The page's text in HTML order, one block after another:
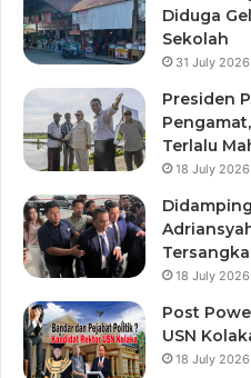
Diduga
Sekolah
31 July 2026
Presiden
Terlalu
18 July 2026
Tersangka
18 July 2026
Post
USN
18 July 2026